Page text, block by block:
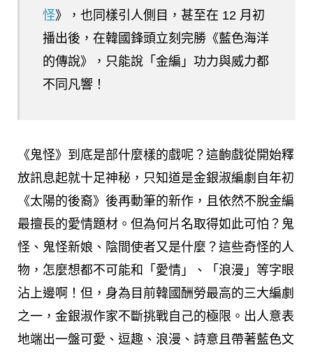
怪》，也同樣引人側目，甚至在 12 月初
播出後，在韓國鋒頭立刻完勝《藍色海洋
的傳說》，只能說「金編」功力與威力都
不同凡響！
《鬼怪》到底是部什麼樣的戲呢？這齣戲從開始釋
放訊息起就十足神秘，只知道是金銀淑編劇自年初
《太陽的後裔》後再動筆的新作，且依然不脫金編
最擅長的愛情題材。但為何片名取得如此可怕？鬼
怪、鬼怪新娘、陰間使者又是什麼？這些奇怪的人
物，怎麼想都不可能和「愛情」、「浪漫」等字眼
沾上邊啊！但，身為目前韓國酬勞最高的三大編劇
之一，金銀淑作家不斷挑戰自己的極限。出人意表
地端出一盤可愛、逗趣、浪漫、詩意且帶著藍色文